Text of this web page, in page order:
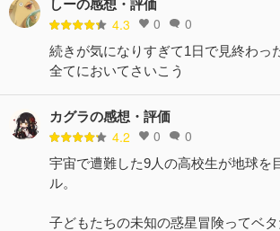
しーの感想・評価
4.3 0 0
続きが気になりすぎて1日で見終わっ
全てにおいてさいこう
カグラの感想・評価
4.2 0 0
宇宙で遭難した9人の高校生が地球を
ル。
子どもたちの未知の惑星冒険ってベ